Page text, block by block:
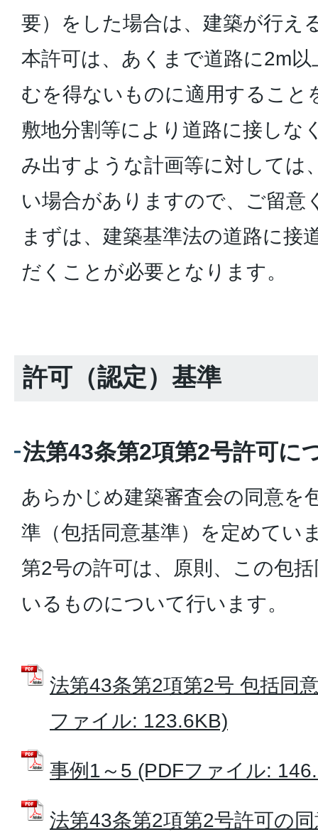
要）をした場合は、建築が行え
本許可は、あくまで道路に2m
むを得ないものに適用すること
敷地分割等により道路に接しな
み出すような計画等に対しては
い場合がありますので、ご留意
まずは、建築基準法の道路に接
だくことが必要となります。
許可（認定）基準
法第43条第2項第2号許可に
あらかじめ建築審査会の同意を
準（包括同意基準）を定めてい
第2号の許可は、原則、この包
いるものについて行います。
法第43条第2項第2号 包括同
ファイル: 123.6KB)
事例1～5 (PDFファイル:
法第43条第2項第2号許可の